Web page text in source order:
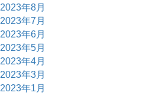
2023年8月
2023年7月
2023年6月
2023年5月
2023年4月
2023年3月
2023年1月